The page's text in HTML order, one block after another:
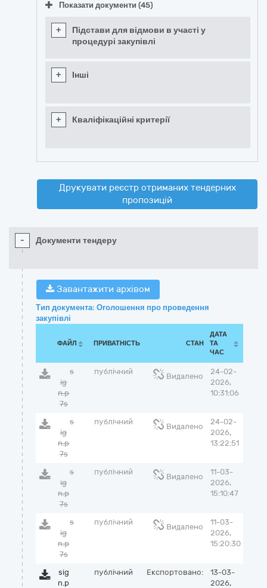
Показати документи (45)
+
Підстави для відмови в участі у
процедурі закупівлі
+ Інші
+ Кваліфікаційні критерії
Друкувати реєстр отриманих тендерних
пропозицій
- Документи тендеру
Завантажити архівом
Тип документа: Оголошення про проведення
закупівлі
ФАЙЛ ПРИВАТНІСТЬ СТАН
ДАТА
ТА
ЧАС
s
ig
n.p
7s
публічний
Видалено
24-02-
2026,
10:31:06
s
ig
n.p
7s
публічний
Видалено
24-02-
2026,
13:22:51
s
ig
n.p
7s
публічний
Видалено
11-03-
2026,
15:10:47
s
ig
n.p
7s
публічний
Видалено
11-03-
2026,
15:20:30
sig
n.p
публічний Експортовано:
13-03-
2026,